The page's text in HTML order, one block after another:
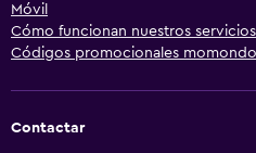
Móvil
Cómo funcionan nuestros servicios
Códigos promocionales momondo
Contactar